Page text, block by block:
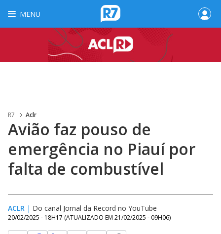
MENU
R7 Aclr
Avião faz pouso de
emergência no Piauí por
falta de combustível
ACLR | Do canal Jornal da Record no YouTube
20/02/2025 - 18H17 (ATUALIZADO EM 21/02/2025 - 09H06)